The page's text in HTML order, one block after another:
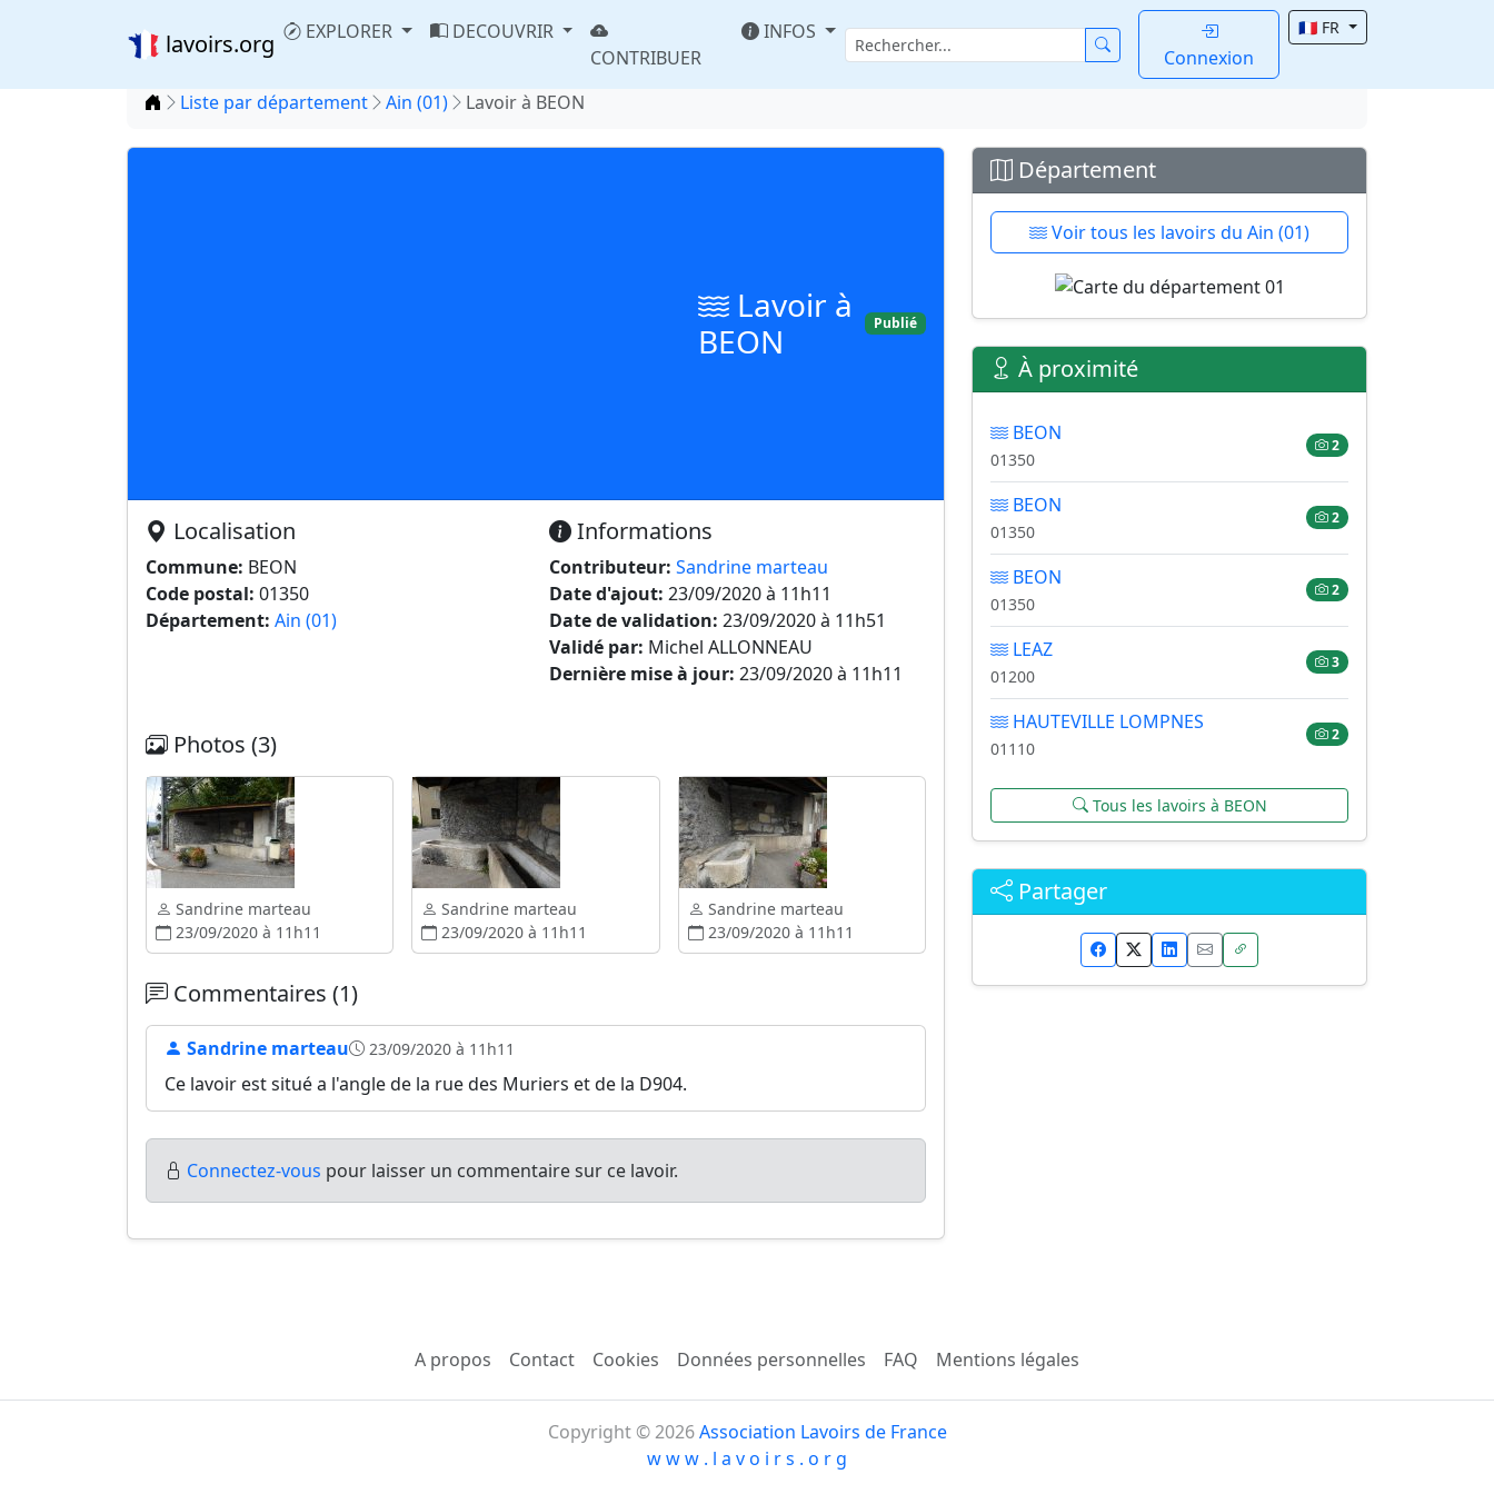
lavoirs.org EXPLORER
DECOUVRIR
CONTRIBUER
INFOS
Connexion
🇫🇷 FR
Accueil
Liste par département Ain (01) Lavoir à BEON
Lavoir à
BEON
Publié
Localisation
Commune: BEON
Code postal: 01350
Département: Ain (01)
Informations
Contributeur: Sandrine marteau
Date d'ajout: 23/09/2020 à 11h11
Date de validation: 23/09/2020 à 11h51
Validé par: Michel ALLONNEAU
Dernière mise à jour: 23/09/2020 à 11h11
Photos (3)
Sandrine marteau
23/09/2020 à 11h11
Sandrine marteau
23/09/2020 à 11h11
Sandrine marteau
23/09/2020 à 11h11
Commentaires (1)
Sandrine marteau 23/09/2020 à 11h11
Ce lavoir est situé a l'angle de la rue des Muriers et de la D904.
Connectez-vous pour laisser un commentaire sur ce lavoir.
Département
Voir tous les lavoirs du Ain (01)
À proximité
BEON
01350
2
BEON
01350
2
BEON
01350
2
LEAZ
01200
3
HAUTEVILLE LOMPNES
01110
2
Tous les lavoirs à BEON
Partager
A propos Contact Cookies Données personnelles FAQ Mentions légales
Copyright © 2026Association Lavoirs de France
w w w . l a v o i r s . o r g